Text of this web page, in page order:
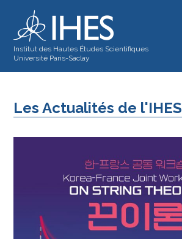
Institut des Hautes Études Scientifiques
Université Paris-Saclay
Les Actualités de l'IHES